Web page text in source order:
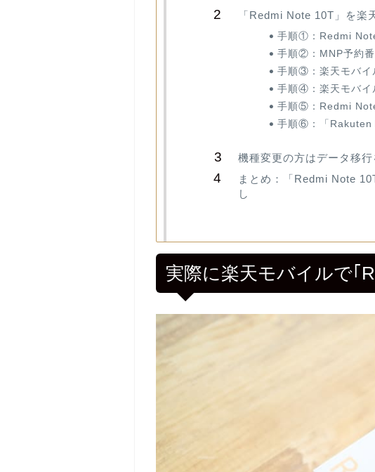
「Redmi Note 10T」を楽
手順①：Redmi
手順②：MNP予約番
手順③：楽天モバイ
手順④：楽天モバイ
手順⑤：Redmi
手順⑥：「Rakuten
機種変更の方はデータ移行
まとめ：「Redmi Note
し
実際に楽天モバイルで｢